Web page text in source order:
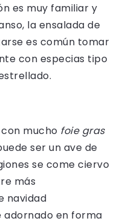
es muy familiar y
la ensalada de
es común tomar
con especias tipo
mucho foie gras
ser un ave de
se come ciervo
más
navidad
adornado en forma